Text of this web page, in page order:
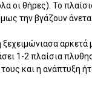
οι θήρες). Το
την βγάζουν
αρκετά
1-2 πλαίσια
και η ανάπτυξη